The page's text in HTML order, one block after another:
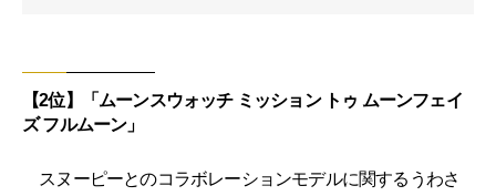
【2位】「ムーンスウォッチ ミッション トゥ ムーンフェイ
ズ フルムーン」
スヌーピーとのコラボレーションモデルに関するうわさ